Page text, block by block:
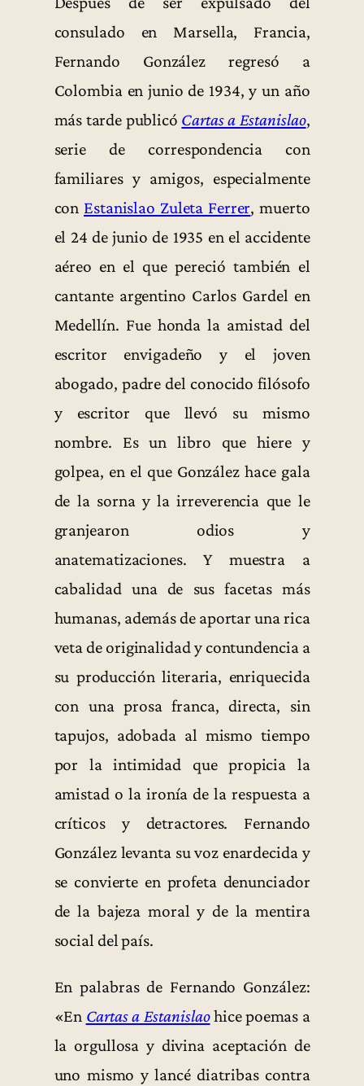
consulado en Marsella, Francia,
Fernando González regresó a
Colombia en junio de 1934, y un año
más tarde publicó Cartas a Estanislao,
serie de correspondencia con
familiares y amigos, especialmente
con Estanislao Zuleta Ferrer, muerto
el 24 de junio de 1935 en el accidente
aéreo en el que pereció también el
cantante argentino Carlos Gardel en
Medellín. Fue honda la amistad del
escritor envigadeño y el joven
abogado, padre del conocido filósofo
y escritor que llevó su mismo
nombre. Es un libro que hiere y
golpea, en el que González hace gala
de la sorna y la irreverencia que le
granjearon odios y
anatematizaciones. Y muestra a
cabalidad una de sus facetas más
humanas, además de aportar una rica
veta de originalidad y contundencia a
su producción literaria, enriquecida
con una prosa franca, directa, sin
tapujos, adobada al mismo tiempo
por la intimidad que propicia la
amistad o la ironía de la respuesta a
críticos y detractores. Fernando
González levanta su voz enardecida y
se convierte en profeta denunciador
de la bajeza moral y de la mentira
social del país.
En palabras de Fernando González:
«En Cartas a Estanislaohice poemas a
la orgullosa y divina aceptación de
uno mismo y lancé diatribas contra